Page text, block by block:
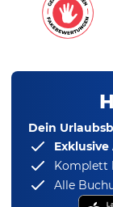
Dein
Komplett
Alle